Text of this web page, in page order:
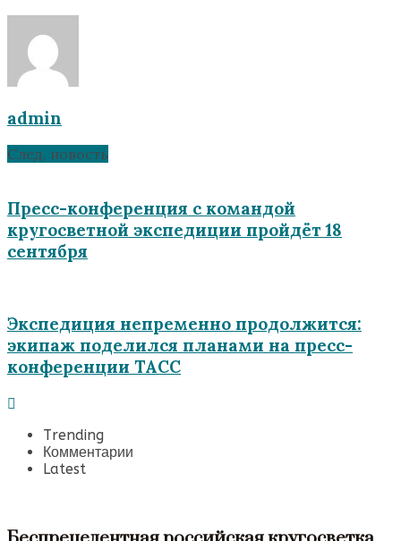
admin
След. новость
Пресс-конференция с командой
кругосветной экспедиции пройдёт 18
сентября
Экспедиция непременно продолжится:
экипаж поделился планами на пресс-
конференции ТАСС
Trending
Комментарии
Latest